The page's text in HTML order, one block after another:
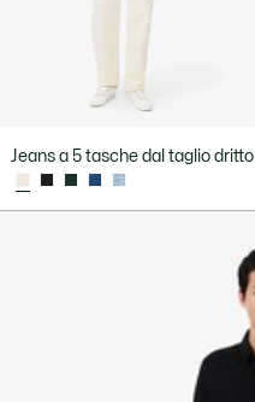
Jeans a 5 tasche dal taglio dritto